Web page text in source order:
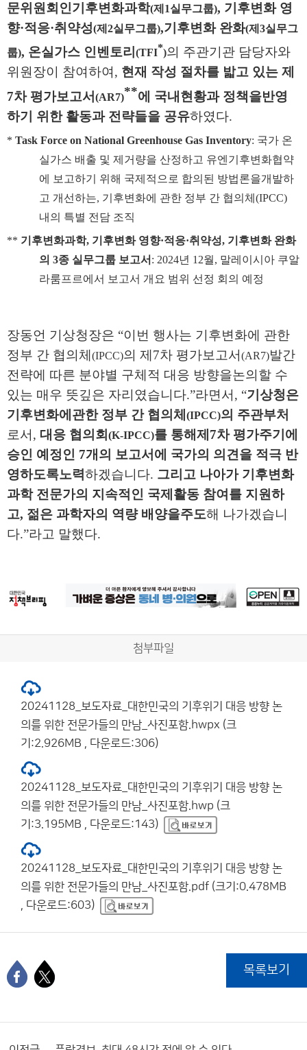
문위원회인기후변화과학(제 1실무그룹), 기후변화 영
향·적응·취약성(제 2실무그룹),기후변화 완화(제 3실무그
룹), 온실가스 인벤토리 (TFI*)의 주관기관 담당자와
위원장이 참여하여 , 현재 작성 절차를 밟고 있는 제
7차 평가보고서 (AR7)**에 국내 현황과 정책을반영
하기 위한 활동과 전략들을 공유하였다.
* Task Force on National Greenhouse Gas Inventory: 국가 온
실가스 배출 및 제거량을 산정하고 유엔기후변화협약
에 보고하기 위해 국제적으로 합의된 방법론을개발하
고 개선하는, 기후변화에 관한 정부 간 협의체 (IPCC)
내의 특별 전담 조직
** 기후변화과학, 기후변화 영향·적응·취약성, 기후변화 완화
의 3종 실무그룹 보고서 : 2024년 12월, 말레이시아 쿠알
라룸프르에서 보고서 개요 범위 선정 회의 예정
장동언 기상청장은 “이번 행사는 기후변화에 관한
정부 간 협의체(IPCC)의 제7차 평가보고서(AR7)발간
전략에 따른 분야별 구체적 대응 방향을논의할 수
있는 매우 뜻깊은 자리였습니다.”라면서, “기상청은
기후변화에 관한 정부 간 협의체 (IPCC)의 주관부처
로서, 대응 협의회 (K-IPCC)를 통해제 7차 평가주기에
승인 예정인 7개의 보고서에 국가의 의견을 적극 반
영하도록노력하겠습니다. 그리고 나아가 기후변화
과학 전문가의 지속적인 국제활동 참여를 지원하
고, 젊은 과학자의 역량 배양을주도해 나가겠습니
다.”라고 말했다.
첨부파일
20241128_보도자료_대한민국의 기후위기 대응 방향 논
의를 위한 전문가들의 만남_사진포함.hwpx (크
기:2.926MB , 다운로드:306)
20241128_보도자료_대한민국의 기후위기 대응 방향 논
의를 위한 전문가들의 만남_사진포함.hwp (크
기:3.195MB , 다운로드:143)
20241128_보도자료_대한민국의 기후위기 대응 방향 논
의를 위한 전문가들의 만남_사진포함.pdf (크기:0.478MB
, 다운로드:603)
목록보기